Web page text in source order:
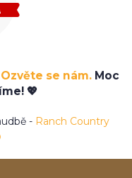
Ozvěte se nám. Moc
💖
- Ranch Country